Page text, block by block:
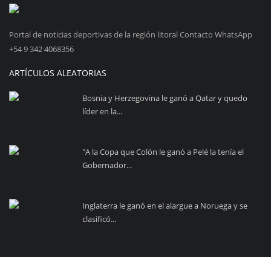
Portal de noticias deportivas de la región litoral Contacto WhatsApp
+54 9 342 4068356
ARTÍCULOS ALEATORIAS
Bosnia y Herzegovina le ganó a Qatar y quedo
líder en la...
"A la Copa que Colón le ganó a Pelé la tenía el
Gobernador...
Inglaterra le ganó en el alargue a Noruega y se
clasificó...